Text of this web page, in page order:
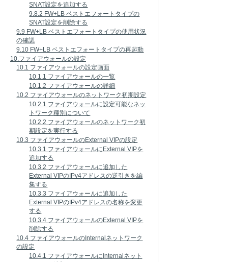
SNAT設定を追加する
9.8.2 FW+LB ベストエフォートタイプの
SNAT設定を削除する
9.9 FW+LB ベストエフォートタイプの使用状況
の確認
9.10 FW+LB ベストエフォートタイプの再起動
10.ファイアウォールの設定
10.1 ファイアウォールの設定画面
10.1.1 ファイアウォールの一覧
10.1.2 ファイアウォールの詳細
10.2 ファイアウォールのネットワーク初期設定
10.2.1 ファイアウォールに設定可能なネッ
トワーク種別について
10.2.2 ファイアウォールのネットワーク初
期設定を実行する
10.3 ファイアウォールのExternal VIPの設定
10.3.1 ファイアウォールにExternal VIPを
追加する
10.3.2 ファイアウォールに追加した
External VIPのIPv4アドレスの逆引きを編
集する
10.3.3 ファイアウォールに追加した
External VIPのIPv4アドレスの名称を変更
する
10.3.4 ファイアウォールのExternal VIPを
削除する
10.4 ファイアウォールのInternalネットワーク
の設定
10.4.1 ファイアウォールにInternalネット